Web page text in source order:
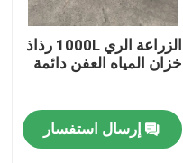
الزراعة الري 1000L رذاذ
خزان المياه العفن دائمة
إرسال استفسار